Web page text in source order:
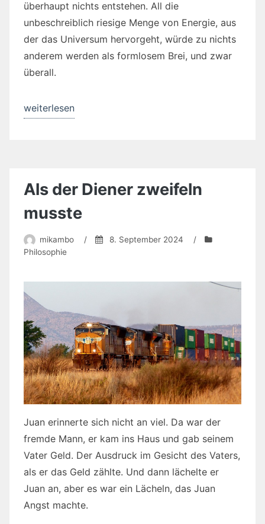
überhaupt nichts entstehen. All die
unbeschreiblich riesige Menge von Energie, aus
der das Universum hervorgeht, würde zu nichts
anderem werden als formlosem Brei, und zwar
überall.
„Von
weiterlesen
Als der Diener zweifeln
musste
mikambo / 8. September 2024
/
Philosophie
Juan erinnerte sich nicht an viel. Da war der
fremde Mann, er kam ins Haus und gab seinem
Vater Geld. Der Ausdruck im Gesicht des Vaters,
als er das Geld zählte. Und dann lächelte er
Juan an, aber es war ein Lächeln, das Juan
Angst machte.